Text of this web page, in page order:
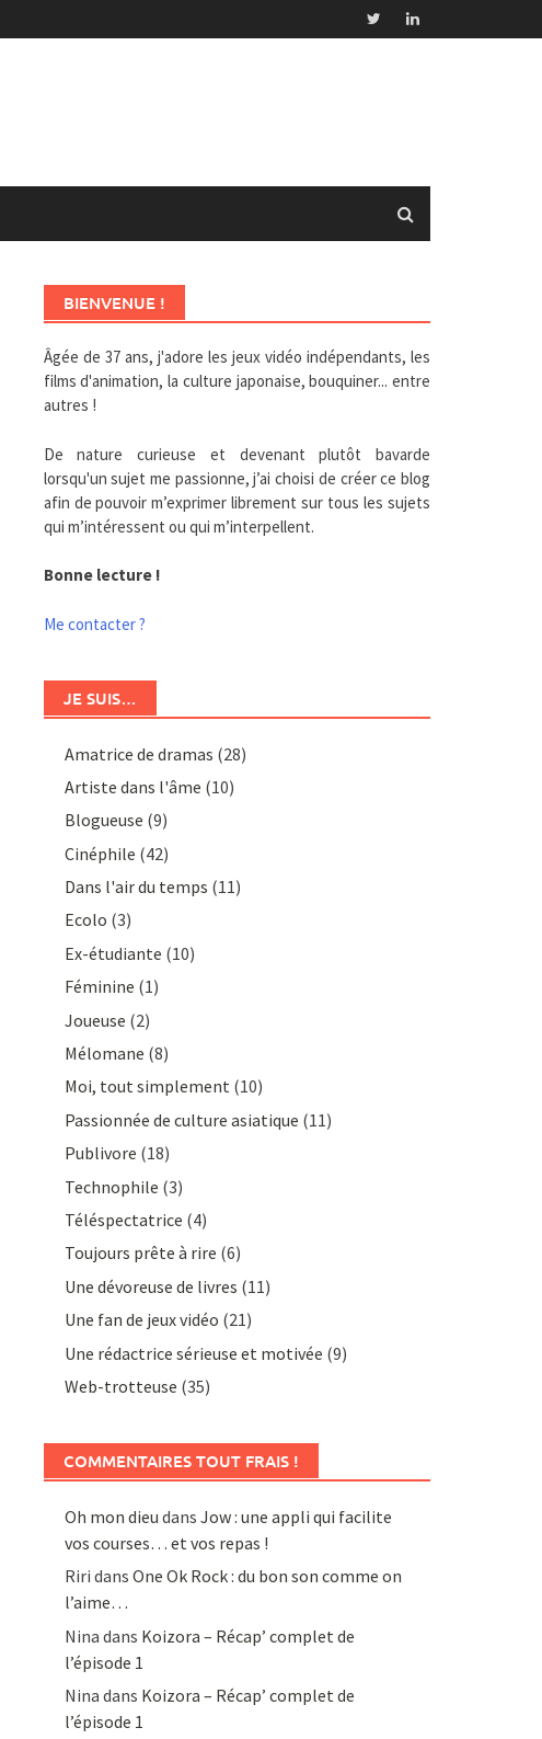
BIENVENUE !
Âgée de 37 ans, j'adore les jeux vidéo indépendants, les
films d'animation, la culture japonaise, bouquiner... entre
autres !
De nature curieuse et devenant plutôt bavarde
lorsqu'un sujet me passionne, j’ai choisi de créer ce blog
afin de pouvoir m’exprimer librement sur tous les sujets
qui m’intéressent ou qui m’interpellent.
Bonne lecture !
Me contacter ?
JE SUIS…
Amatrice de dramas (28)
Artiste dans l'âme (10)
Blogueuse (9)
Cinéphile (42)
Dans l'air du temps (11)
Ecolo (3)
Ex-étudiante (10)
Féminine (1)
Joueuse (2)
Mélomane (8)
Moi, tout simplement(10)
Passionnée de culture asiatique (11)
Publivore (18)
Technophile (3)
Téléspectatrice (4)
Toujours prête à rire (6)
Une dévoreuse de livres (11)
Une fan de jeux vidéo (21)
Une rédactrice sérieuse et motivée (9)
Web-trotteuse (35)
COMMENTAIRES TOUT FRAIS !
Oh mon dieu dans Jow : une appli qui facilite
vos courses… et vos repas !
Riri dans One Ok Rock : du bon son comme on
l’aime…
Nina dans Koizora – Récap’ complet de
l’épisode 1
Nina dans Koizora – Récap’ complet de
l’épisode 1